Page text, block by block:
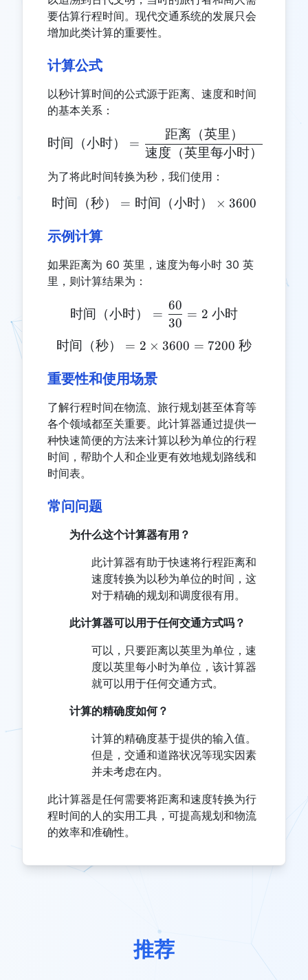
要估算行程时间。现代交通系统的发展只会
增加此类计算的重要性。
计算公式
以秒计算时间的公式源于距离、速度和时间
的基本关系：
\text{时间（小时）} =
时间（小时） =
速度（英里每小时）
距离（英里）
为了将此时间转换为秒，我们使用：
\text{时间（秒）} =
时间（秒） = 时间（小时） × 3600
示例计算
如果距离为 60 英里，速度为每小时 30 英
里，则计算结果为：
\text{时间（小时）} =
时间（小时） =
30
60
= 2 小时
\text{时间（秒）} = 2
时间（秒） = 2 × 3600 = 7200 秒
重要性和使用场景
了解行程时间在物流、旅行规划甚至体育等
各个领域都至关重要。此计算器通过提供一
种快速简便的方法来计算以秒为单位的行程
时间，帮助个人和企业更有效地规划路线和
时间表。
常问问题
为什么这个计算器有用？
此计算器有助于快速将行程距离和
速度转换为以秒为单位的时间，这
对于精确的规划和调度很有用。
此计算器可以用于任何交通方式吗？
可以，只要距离以英里为单位，速
度以英里每小时为单位，该计算器
就可以用于任何交通方式。
计算的精确度如何？
计算的精确度基于提供的输入值。
但是，交通和道路状况等现实因素
并未考虑在内。
此计算器是任何需要将距离和速度转换为行
程时间的人的实用工具，可提高规划和物流
的效率和准确性。
推荐